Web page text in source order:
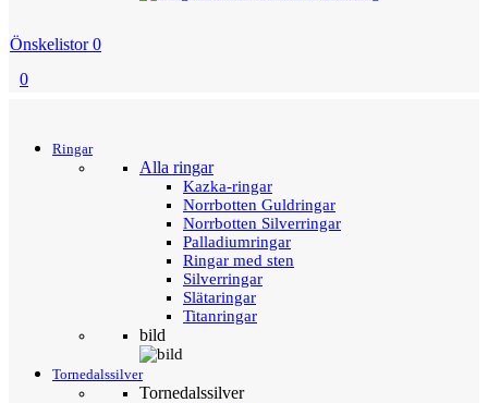
Önskelistor 0
0
Ringar
Alla ringar
Kazka-ringar
Norrbotten Guldringar
Norrbotten Silverringar
Palladiumringar
Ringar med sten
Silverringar
Slätaringar
Titanringar
bild
Tornedalssilver
Tornedalssilver